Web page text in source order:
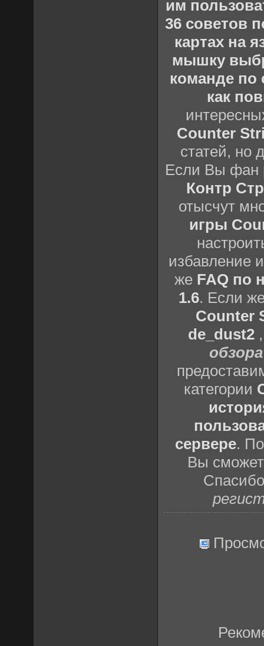
им
36 советов
картах на
мышку
команде по
как
Counter
статей, но
Если Вы фан
Контр
отысчут
игры
избавление
же FAQ по
1.6. Если
Counter
de_dust2
категории
сервере.
Вы